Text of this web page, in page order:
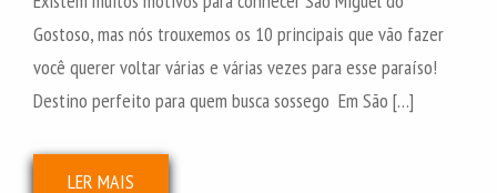
Gostoso, mas nós trouxemos os 10 principais que vão fazer
você querer voltar várias e várias vezes para esse paraíso!
Destino perfeito para quem busca sossego Em São […]
LER MAIS